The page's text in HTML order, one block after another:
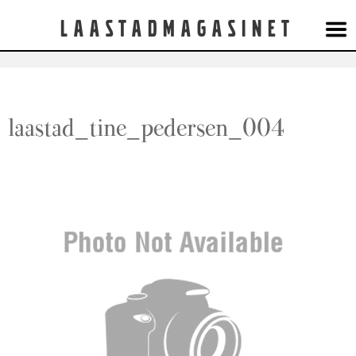
Laastadmagasinet
laastad_tine_pedersen_004